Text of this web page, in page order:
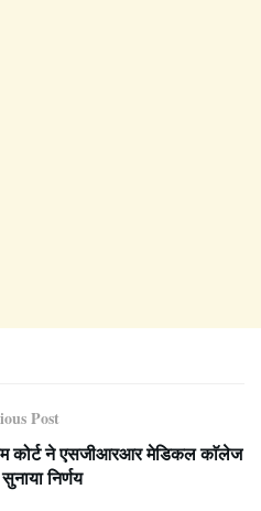
Post
कोर्ट ने एसजीआरआर मेडिकल काॅलेज
निर्णय